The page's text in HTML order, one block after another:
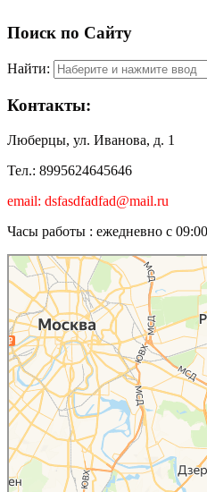
Поиск по Сайту
Найти:
Контакты:
Люберцы, ул. Иванова, д. 1
Тел.: 8995624645646
email: dsfasdfadfad@mail.ru
Часы работы : ежедневно с
Люберцы
Карта Люберец с улицами и номерами